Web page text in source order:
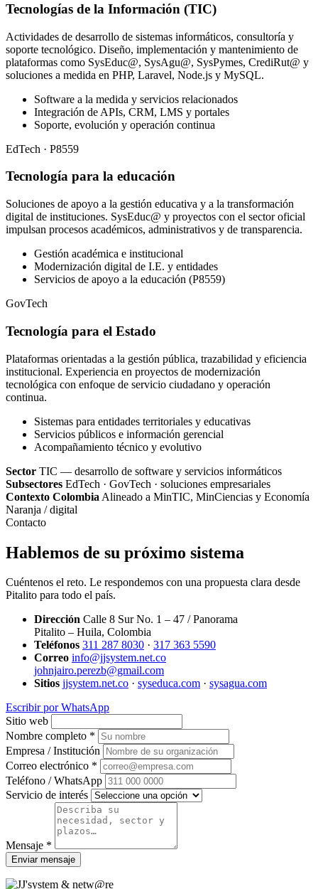
Tecnologías de la Información (TIC)
Actividades de desarrollo de sistemas informáticos, consultoría y
soporte tecnológico. Diseño, implementación y mantenimiento de
plataformas como SysEduc@, SysAgu@, SysPymes, CrediRut@ y
soluciones a medida en PHP, Laravel, Node.js y MySQL.
Software a la medida y servicios relacionados
Integración de APIs, CRM, LMS y portales
Soporte, evolución y operación continua
EdTech · P8559
Tecnología para la educación
Soluciones de apoyo a la gestión educativa y a la transformación
digital de instituciones. SysEduc@ y proyectos con el sector oficial
impulsan procesos académicos, administrativos y de transparencia.
Gestión académica e institucional
Modernización digital de I.E. y entidades
Servicios de apoyo a la educación (P8559)
GovTech
Tecnología para el Estado
Plataformas orientadas a la gestión pública, trazabilidad y eficiencia
institucional. Experiencia en proyectos de modernización
tecnológica con enfoque de servicio ciudadano y operación
continua.
Sistemas para entidades territoriales y educativas
Servicios públicos e información gerencial
Acompañamiento técnico y evolutivo
Sector TIC — desarrollo de software y servicios informáticos
Subsectores EdTech · GovTech · soluciones empresariales
Contexto Colombia Alineado a MinTIC, MinCiencias y Economía
Naranja / digital
Contacto
Hablemos de su próximo sistema
Cuéntenos el reto. Le respondemos con una propuesta clara desde
Pitalito para todo el país.
Dirección Calle 8 Sur No. 1 – 47 / Panorama
Pitalito – Huila, Colombia
Teléfonos 311 287 8030 · 317 363 5590
Correo info@jjsystem.net.co
johnjairo.perezb@gmail.com
Sitios jjsystem.net.co · syseduca.com · sysagua.com
Escribir por WhatsApp
Sitio web
Nombre completo *
Empresa / Institución
Correo electrónico *
Teléfono / WhatsApp
Servicio de interés
Mensaje *
Enviar mensaje